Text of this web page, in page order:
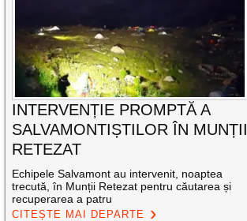
INTERVENȚIE PROMPTĂ A
SALVAMONTIȘTILOR ÎN MUNȚII
RETEZAT
Echipele Salvamont au intervenit, noaptea
trecută, în Munții Retezat pentru căutarea și
recuperarea a patru
CITEȘTE MAI DEPARTE